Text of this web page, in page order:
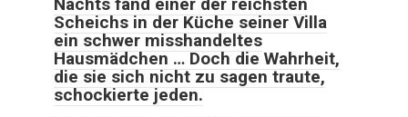
Scheichs in der Küche seiner Villa
ein schwer misshandeltes
Hausmädchen … Doch die Wahrheit,
die sie sich nicht zu sagen traute,
schockierte jeden.